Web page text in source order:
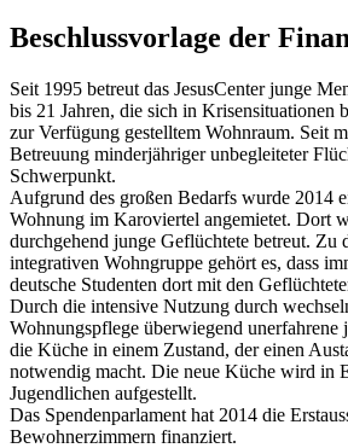
Beschlussvorlage der
Seit 1995 betreut das JesusCenter junge
bis 21 Jahren, die sich in Krisensituationen
zur Verfügung gestelltem Wohnraum. Seit
Betreuung minderjähriger unbegleiteter
Schwerpunkt.
Aufgrund des großen Bedarfs wurde 2014
Wohnung im Karoviertel angemietet. Dort
durchgehend junge Geflüchtete betreut. Zu
integrativen Wohngruppe gehört es, dass
deutsche Studenten dort mit den
Durch die intensive Nutzung durch
Wohnungspflege überwiegend unerfahrene
die Küche in einem Zustand, der einen
notwendig macht. Die neue Küche wird in
Jugendlichen aufgestellt.
Das Spendenparlament hat 2014 die
Bewohnerzimmern finanziert.